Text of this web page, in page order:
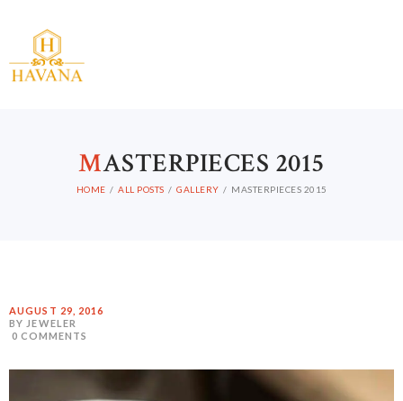
MASTERPIECES 2015
HOME ALL POSTS GALLERY MASTERPIECES 2015
AUGUST 29, 2016
BY JEWELER
0 COMMENTS